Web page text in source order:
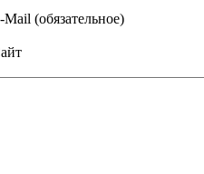
Mail (обязательное)